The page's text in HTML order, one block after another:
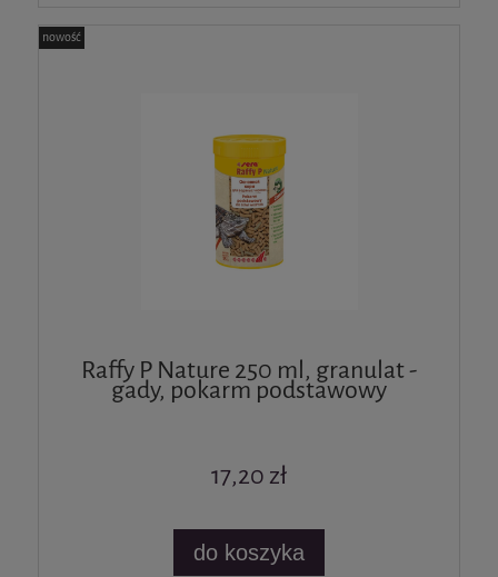
Raffy P Nature 250 ml, granulat -
gady, pokarm podstawowy
17,20 zł
do koszyka
nowość